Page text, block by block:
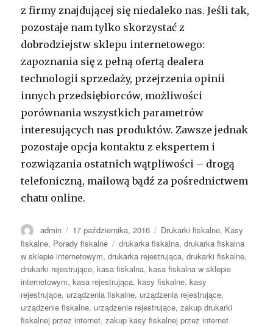
z firmy znajdującej się niedaleko nas. Jeśli tak,
pozostaje nam tylko skorzystać z
dobrodziejstw sklepu internetowego:
zapoznania się z pełną ofertą dealera
technologii sprzedaży, przejrzenia opinii
innych przedsiębiorców, możliwości
porównania wszystkich parametrów
interesujących nas produktów. Zawsze jednak
pozostaje opcja kontaktu z ekspertem i
rozwiązania ostatnich wątpliwości – drogą
telefoniczną, mailową bądź za pośrednictwem
chatu online.
Autor
admin Opublikowano
17 października, 2016 Kategorie
Drukarki fiskalne, Kasy
fiskalne, Porady fiskalne Tagi
drukarka fiskalna,drukarka fiskalna
w sklepie internetowym,drukarka rejestrująca,drukarki fiskalne,
drukarki rejestrujące,kasa fiskalna,kasa fiskalna w sklepie
internetowym,kasa rejestrująca,kasy fiskalne,kasy
rejestrujące, urządzenia fiskalne, urządzenia rejestrujące,
urządzenie fiskalne, urządzenie rejestrujące,zakup drukarki
fiskalnej przez internet,zakup kasy fiskalnej przez internet